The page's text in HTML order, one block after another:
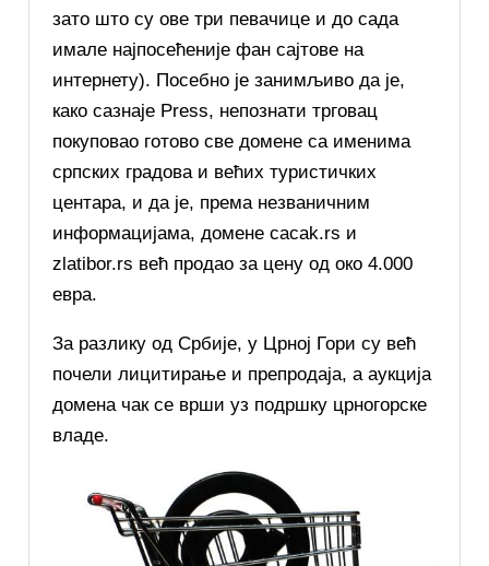
зато што су ове три певачице и до сада
имале најпосећеније фан сајтове на
интернету). Посебно је занимљиво да је,
како сазнаје Press, непознати трговац
покуповао готово све домене са именима
српских градова и већих туристичких
центара, и да је, према незваничним
информацијама, домене cacak.rs и
zlatibor.rs већ продао за цену од око 4.000
евра.
За разлику од Србије, у Црној Гори су већ
почели лицитирање и препродаја, а аукција
домена чак се врши уз подршку црногорске
владе.